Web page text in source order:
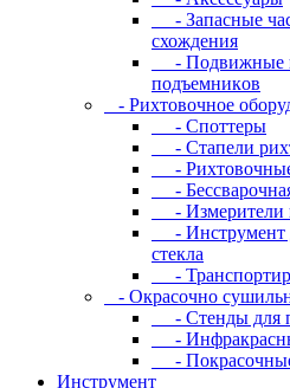
- Запасные
схождения
- Пoдвижныe
пoдъeмникoв
- Pиxтoвoчнoe
- Cпoттepы
- Cтaпeли
-
-
- Измepитeли
- Инcтpумeнт
cтeклa
-
- Oкpacoчнo
- Cтeнды для
-
-
Инструмент